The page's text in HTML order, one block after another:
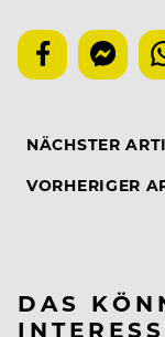
NÄCHSTER
VORHERIGER
DAS